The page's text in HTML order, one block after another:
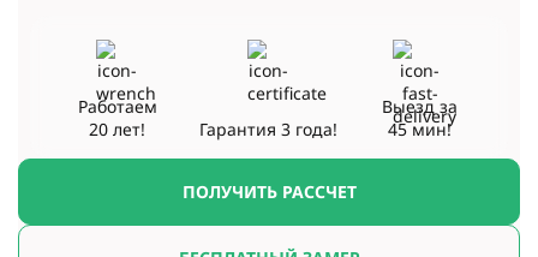
ПОЛУЧИТЬ РАССЧЕТ
Работаем
20 лет!
Гарантия3 года!
Выезд за
45 мин!